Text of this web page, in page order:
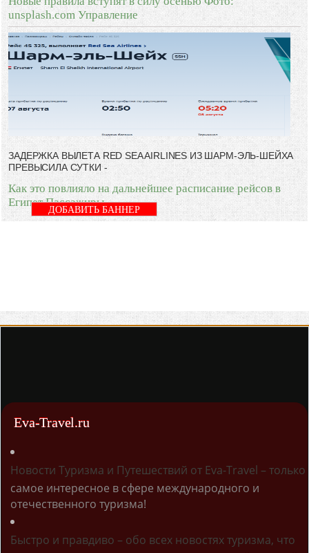
unsplash.com Управление
ЗАДЕРЖКА ВЫЛЕТА RED SEA AIRLINES ИЗ ШАРМ-ЭЛЬ-ШЕЙХА
ПРЕВЫСИЛА СУТКИ -
Как это повлияло на дальнейшее расписание рейсов в
Египет Пассажиры
ДОБАВИТЬ БАННЕР
Eva-Travel.ru
Новости Туризма и Путешествий от Eva-Travel – только
самое интересное в сфере международного и
отечественного туризма!
Быстро и правдиво – обо всех новостях туризма, что